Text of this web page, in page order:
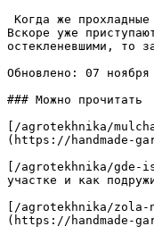
Вскоре уже
остекленевшими, то
Обновлено: 07
### Можно прочитать
[/agrotekhnika/
(https://handmade-
[/agrotekhnika/gde-
участке и как
[/agrotekhnika/zola-